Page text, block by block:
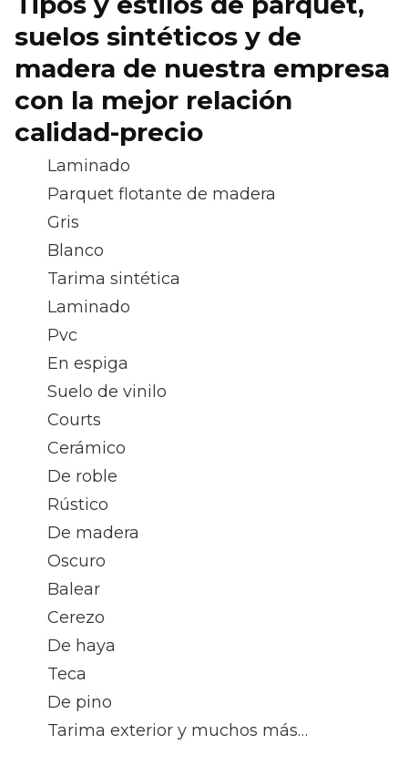
suelos sintéticos y de
madera de nuestra empresa
con la mejor relación
calidad-precio
Laminado
Parquet flotante de madera
Gris
Blanco
Tarima sintética
Laminado
Pvc
En espiga
Suelo de vinilo
Courts
Cerámico
De roble
Rústico
De madera
Oscuro
Balear
Cerezo
De haya
Teca
De pino
Tarima exterior y muchos más…